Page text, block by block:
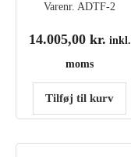
Varenr. ADTF-2
14.005,00 kr. inkl.
moms
Tilføj til kurv